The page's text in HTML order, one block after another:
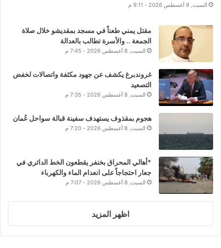
السبت, 8 أغسطس 2026 - 9:11 م
مقتل يمني طعناً في مسجد بمقديشو خلال صلاة
الجمعة .. والأسرة تطالب بالعدالة
السبت, 8 أغسطس 2026 - 7:45 م
غروندبرغ يكشف عن جهود مكثفة واتصالات لخفض
التصعيد
السبت, 8 أغسطس 2026 - 7:35 م
هجوم بمقذوف يستهدف سفينة قبالة سواحل عُمان
السبت, 8 أغسطس 2026 - 7:20 م
*أهالي المحراق بخنفر يقطعون الخط الدائري في
جعار احتجاجاً على انعدام الماء والكهرباء
السبت, 8 أغسطس 2026 - 7:07 م
اظهر المزيد